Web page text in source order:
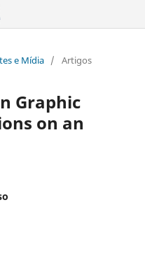
e Mídia / Artigos
Graphic
on an